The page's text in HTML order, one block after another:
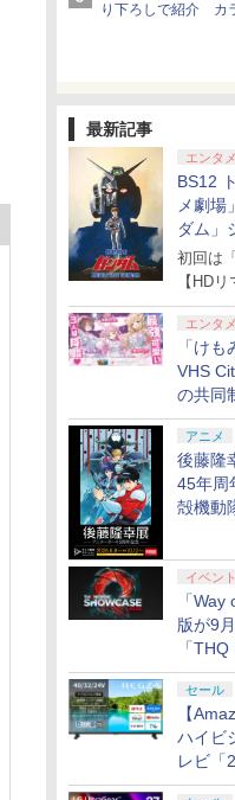
り下ろしで紹介 カ
最新記事
エンタメ
BS12
メ劇場
ダム」
から8
初回は
【HD
エンタメ
「け
VHS
の共同
シャル
アニメ
後藤隆
45年周
殻機動
イベント
「
版が9
「
セール
【
ハイビ
レビ「
得！